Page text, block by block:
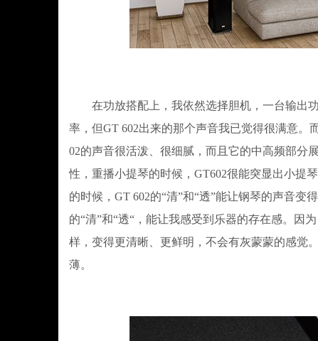
在功放搭配上，我依然选择胆机，一台输出功
率，但GT 602出来的那个声音我已觉得很满意
02的声音很活泼、很细腻，而且它的中高频部分
性，重播小提琴的时候，GT602很能突显出小提
的时候，GT 602的“清”和“透”能让钢琴的声音变
的“清”和“透“，能让我感受到乐器的存在感。因
样，变得更清晰、更鲜明，不会有灰蒙蒙的感觉
薄。